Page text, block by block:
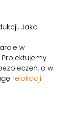
Jako
w
a w
relokacji